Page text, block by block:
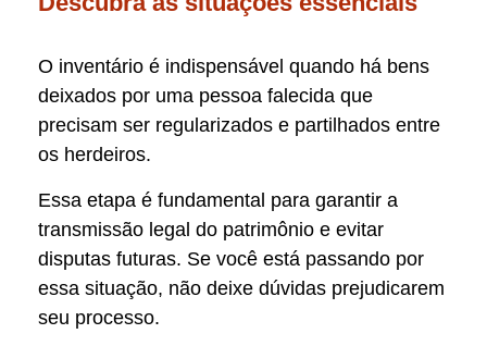
O inventário é indispensável quando há bens
deixados por uma pessoa falecida que
precisam ser regularizados e partilhados entre
os herdeiros.
Essa etapa é fundamental para garantir a
transmissão legal do patrimônio e evitar
disputas futuras. Se você está passando por
essa situação, não deixe dúvidas prejudicarem
seu processo.